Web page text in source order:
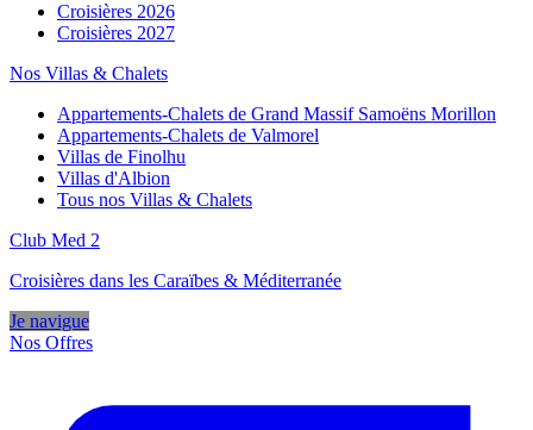
Croisières 2026
Croisières 2027
Nos Villas & Chalets
Appartements-Chalets de Grand Massif Samoëns Morillon
Appartements-Chalets de Valmorel
Villas de Finolhu
Villas d'Albion
Tous nos Villas & Chalets
Club Med 2
Croisières dans les Caraïbes & Méditerranée
Je navigue
Nos Offres